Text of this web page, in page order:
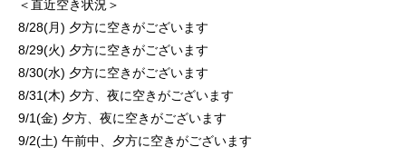
＜直近空き状況＞
8/28(月) 夕方に空きがございます
8/29(火) 夕方に空きがございます
8/30(水) 夕方に空きがございます
8/31(木) 夕方、夜に空きがございます
9/1(金) 夕方、夜に空きがございます
9/2(土) 午前中、夕方に空きがございます